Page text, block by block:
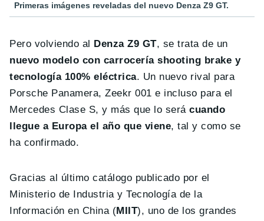
Primeras imágenes reveladas del nuevo Denza Z9 GT.
Pero volviendo al Denza Z9 GT, se trata de un
nuevo modelo con carrocería shooting brake y
tecnología 100% eléctrica. Un nuevo rival para
Porsche Panamera, Zeekr 001 e incluso para el
Mercedes Clase S, y más que lo serácuando
llegue a Europa el año que viene, tal y como se
ha confirmado.
Gracias al último catálogo publicado por el
Ministerio de Industria y Tecnología de la
Información en China (MIIT), uno de los grandes